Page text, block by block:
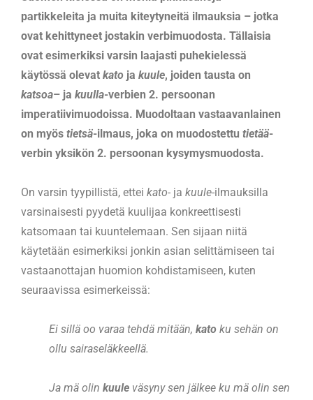
partikkeleita ja muita kiteytyneitä ilmauksia – jotka
ovat kehittyneet jostakin verbimuodosta. Tällaisia
ovat esimerkiksi varsin laajasti puhekielessä
käytössä olevat kato ja kuule, joiden tausta on
katsoa– ja kuulla-verbien 2. persoonan
imperatiivimuodoissa. Muodoltaan vastaavanlainen
on myös tietsä-ilmaus, joka on muodostettu tietää-
verbin yksikön 2. persoonan kysymysmuodosta.
On varsin tyypillistä, ettei kato- ja kuule-ilmauksilla
varsinaisesti pyydetä kuulijaa konkreettisesti
katsomaan tai kuuntelemaan. Sen sijaan niitä
käytetään esimerkiksi jonkin asian selittämiseen tai
vastaanottajan huomion kohdistamiseen, kuten
seuraavissa esimerkeissä:
Ei sillä oo varaa tehdä mitään, kato ku sehän on
ollu sairaseläkkeellä.
Ja mä olin kuule väsyny sen jälkee ku mä olin sen